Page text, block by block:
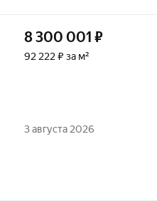
8 300 001 ₽
92 222 ₽ за м²
3 августа 2026